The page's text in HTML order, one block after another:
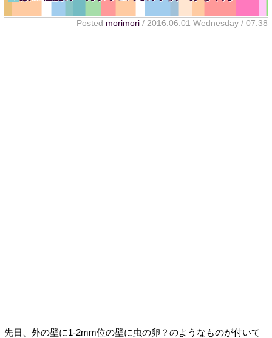
Posted morimori / 2016.06.01 Wednesday / 07:38
先日、外の壁に1-2mm位の壁に虫の卵？のようなものが付いて